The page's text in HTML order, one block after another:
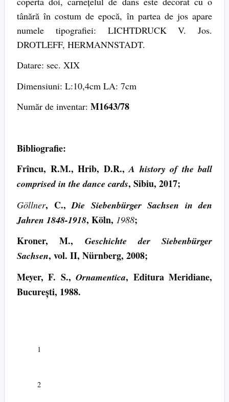
tânără în costum de epocă, în partea de jos apare
numele tipografiei: LICHTDRUCK V. Jos.
DROTLEFF, HERMANNSTADT.
Datare: sec. XIX
Dimensiuni: L:10,4cm LA: 7cm
Număr de inventar: M1643/78
Bibliografie:
Frîncu, R.M., Hrib, D.R.,A history of the ball
comprised in the dance cards, Sibiu, 2017;
Göllner, C.,Die Siebenbürger Sachsen in den
Jahren 1848-1918, Köln, 1988;
Kroner, M., Geschichte der Siebenbürger
Sachsen, vol. II, Nürnberg, 2008;
Meyer, F. S.,Ornamentica, Editura Meridiane,
București, 1988.
1
2